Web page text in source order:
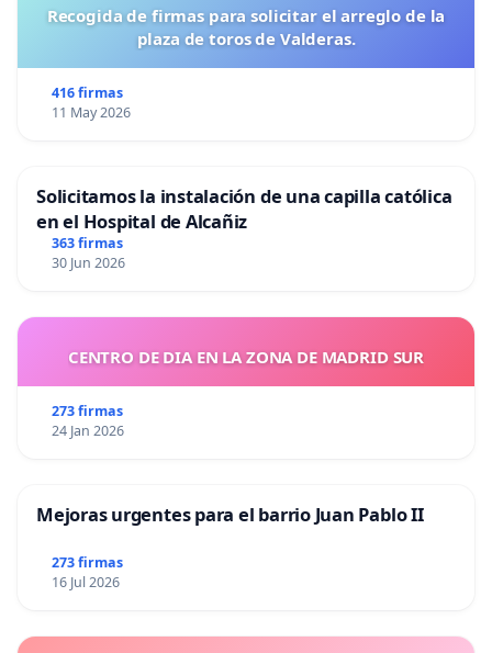
Recogida de firmas para solicitar el arreglo de la
plaza de toros de Valderas.
416 firmas
11 May 2026
Solicitamos la instalación de una capilla católica
en el Hospital de Alcañiz
363 firmas
30 Jun 2026
CENTRO DE DIA EN LA ZONA DE MADRID SUR
273 firmas
24 Jan 2026
Mejoras urgentes para el barrio Juan Pablo II
273 firmas
16 Jul 2026